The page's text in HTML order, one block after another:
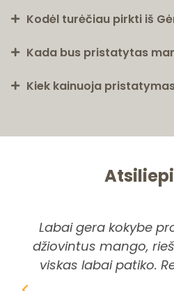
Kodėl turėčiau pirkti iš
Kada bus pristatytas
Kiek kainuoja
Labai gera kokybe
džiovintus mango,
viskas labai patiko.